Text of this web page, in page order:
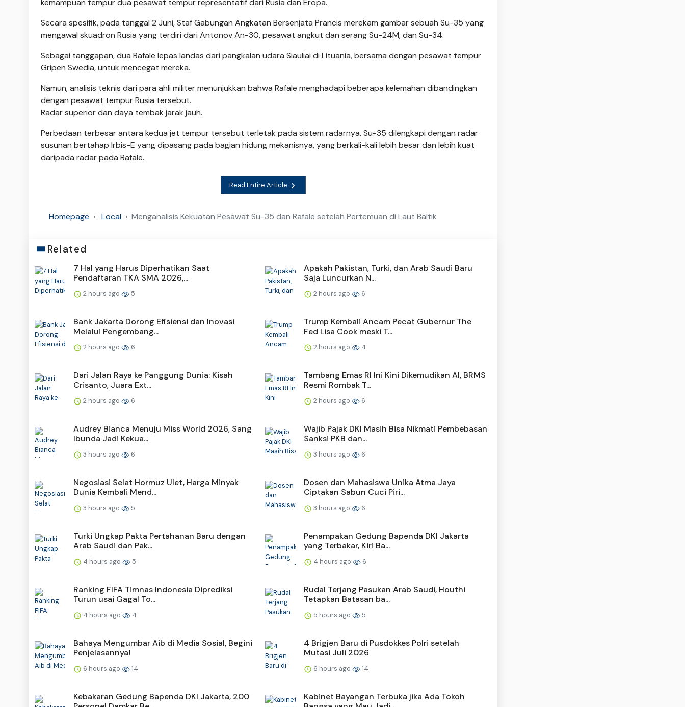
Secara spesifik, pada tanggal 2 Juni, Staf Gabungan Angkatan Bersenjata Prancis merekam gambar sebuah Su-35 yang
mengawal skuadron Rusia yang terdiri dari Antonov An-30, pesawat angkut dan serang Su-24M, dan Su-34.
Sebagai tanggapan, dua Rafale lepas landas dari pangkalan udara Siauliai di Lituania, bersama dengan pesawat tempur
Gripen Swedia, untuk mencegat mereka.
Namun, analisis teknis dari para ahli militer menunjukkan bahwa Rafale menghadapi beberapa kelemahan dibandingkan
dengan pesawat tempur Rusia tersebut.
Radar superior dan daya tembak jarak jauh.
Perbedaan terbesar antara kedua jet tempur tersebut terletak pada sistem radarnya. Su-35 dilengkapi dengan radar
susunan bertahap Irbis-E yang dipasang pada bagian hidung mekanisnya, yang berkali-kali lebih besar dan lebih kuat
daripada radar pada Rafale.
Read Entire Article
Homepage Local Menganalisis Kekuatan Pesawat Su-35 dan Rafale setelah Pertemuan di Laut Baltik
Related
7 Hal yang Harus Diperhatikan Saat
Pendaftaran TKA SMA 2026,...
2 hours ago 5
Apakah Pakistan, Turki, dan Arab Saudi Baru
Saja Luncurkan N...
2 hours ago 6
Bank Jakarta Dorong Efisiensi dan Inovasi
Melalui Pengembang...
2 hours ago 6
Trump Kembali Ancam Pecat Gubernur The
Fed Lisa Cook meski T...
2 hours ago 4
Dari Jalan Raya ke Panggung Dunia: Kisah
Crisanto, Juara Ext...
2 hours ago 6
Tambang Emas RI Ini Kini Dikemudikan AI, BRMS
Resmi Rombak T...
2 hours ago 6
Audrey Bianca Menuju Miss World 2026, Sang
Ibunda Jadi Kekua...
3 hours ago 6
Wajib Pajak DKI Masih Bisa Nikmati Pembebasan
Sanksi PKB dan...
3 hours ago 6
Negosiasi Selat Hormuz Ulet, Harga Minyak
Dunia Kembali Mend...
3 hours ago 5
Dosen dan Mahasiswa Unika Atma Jaya
Ciptakan Sabun Cuci Piri...
3 hours ago 6
Turki Ungkap Pakta Pertahanan Baru dengan
Arab Saudi dan Pak...
4 hours ago 5
Penampakan Gedung Bapenda DKI Jakarta
yang Terbakar, Kiri Ba...
4 hours ago 6
Ranking FIFA Timnas Indonesia Diprediksi
Turun usai Gagal To...
4 hours ago 4
Rudal Terjang Pasukan Arab Saudi, Houthi
Tetapkan Batasan ba...
5 hours ago 5
Bahaya Mengumbar Aib di Media Sosial, Begini
Penjelasannya!
6 hours ago 14
4 Brigjen Baru di Pusdokkes Polri setelah
Mutasi Juli 2026
6 hours ago 14
Kebakaran Gedung Bapenda DKI Jakarta, 200
Kabinet Bayangan Terbuka jika Ada Tokoh